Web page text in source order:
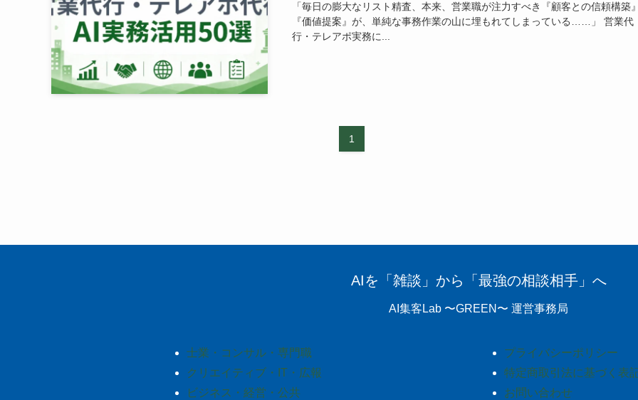
「毎日の膨大なリスト精査、本来、営業職が注力すべき『顧客との信頼構築
『価値提案』が、単純な事務作業の山に埋もれてしまっている……」 営業代
行・テレアポ実務に...
1
AIを「雑談」から「最強の相談相手」へ
AI集客Lab 〜GREEN〜 運営事務局
士業・コンサル・専門職
クリエイティブ・IT・広報
ビジネス・経営・公共
プライバシーポリシー
特定商取引法に基づく表
お問い合わせ